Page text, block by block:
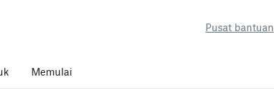
Pusat bantuan
Memulai